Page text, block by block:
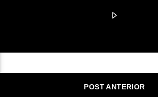
POST ANTERIOR